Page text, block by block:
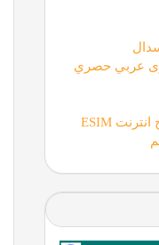
عربي حصري
يلو سيم Yellowsim | شرائح انترنت ESIM